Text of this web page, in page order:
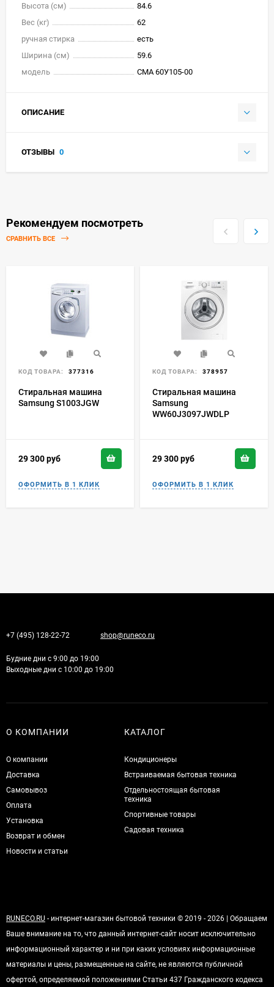
Высота (см)
84.6
Вес (кг)
62
ручная стирка
есть
Ширина (см)
59.6
модель
СМА 60У105-00
ОПИСАНИЕ
ОТЗЫВЫ 0
Рекомендуем посмотреть
СРАВНИТЬ ВСЕ
КОД ТОВАРА: 377316
Стиральная машина
Samsung S1003JGW
29 300руб
КОД ТОВАРА: 378957
Стиральная машина
Samsung
WW60J3097JWDLP
29 300руб
+7 (495) 128-22-72 shop@runeco.ru
Будние дни с 9:00 до 19:00
Выходные дни с 10:00 до 19:00
О КОМПАНИИ
О компании
Доставка
Самовывоз
Оплата
Установка
Возврат и обмен
Новости и статьи
КАТАЛОГ
Кондиционеры
Встраиваемая бытовая техника
Отдельностоящая бытовая
техника
Спортивные товары
Садовая техника
RUNECO.RU - интернет-магазин бытовой техники © 2019 - 2026 | Обращаем
Ваше внимание на то, что данный интернет-сайт носит исключительно
информационный характер и ни при каких условиях информационные
материалы и цены, размещенные на сайте, не являются публичной
офертой, определяемой положениями Статьи 437 Гражданского кодекса